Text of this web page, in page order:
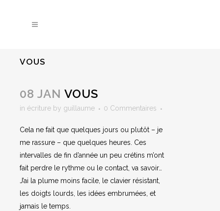
VOUS
08 JAN VOUS
in écriture by guillaume 0 Commentaires
Cela ne fait que quelques jours ou plutôt – je
me rassure – que quelques heures. Ces
intervalles de fin d’année un peu crétins m’ont
fait perdre le rythme ou le contact, va savoir…
J’ai la plume moins facile, le clavier résistant,
les doigts lourds, les idées embrumées, et
jamais le temps.